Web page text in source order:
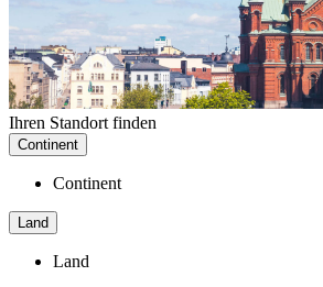
Ihren Standort finden
Continent
Continent
Land
Land